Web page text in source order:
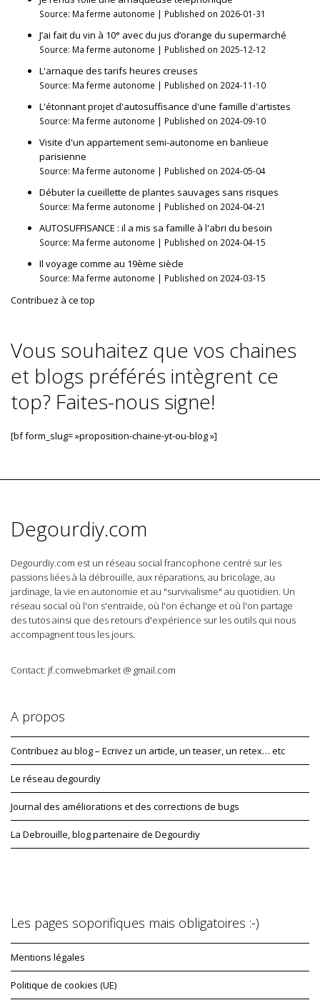
Source: Ma ferme autonome Published on 2026-01-31
J’ai fait du vin à 10° avec du jus d’orange du supermarché
Source: Ma ferme autonome Published on 2025-12-12
L'arnaque des tarifs heures creuses
Source: Ma ferme autonome Published on 2024-11-10
L'étonnant projet d'autosuffisance d'une famille d'artistes
Source: Ma ferme autonome Published on 2024-09-10
Visite d'un appartement semi-autonome en banlieue
parisienne
Source: Ma ferme autonome Published on 2024-05-04
Débuter la cueillette de plantes sauvages sans risques
Source: Ma ferme autonome Published on 2024-04-21
AUTOSUFFISANCE : il a mis sa famille à l'abri du besoin
Source: Ma ferme autonome Published on 2024-04-15
Il voyage comme au 19ème siècle
Source: Ma ferme autonome Published on 2024-03-15
Contribuez à ce top
Vous souhaitez que vos chaines
et blogs préférés intègrent ce
top? Faites-nous signe!
[bf form_slug= »proposition-chaine-yt-ou-blog »]
Degourdiy.com
Degourdiy.com est un réseau social francophone centré sur les
passions liées à la débrouille, aux réparations, au bricolage, au
jardinage, la vie en autonomie et au "survivalisme" au quotidien. Un
réseau social où l'on s'entraide, où l'on échange et où l'on partage
des tutos ainsi que des retours d'expérience sur les outils qui nous
accompagnent tous les jours.
Contact: jf.comwebmarket @ gmail.com
A propos
Contribuez au blog – Ecrivez un article, un teaser, un retex… etc
Le réseau degourdiy
Journal des améliorations et des corrections de bugs
La Debrouille, blog partenaire de Degourdiy
Les pages soporifiques mais obligatoires :-)
Mentions légales
Politique de cookies (UE)